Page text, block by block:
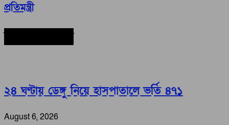
প্রতিমন্ত্রী
২৪ ঘণ্টায় ডেঙ্গু নিয়ে হাসপাতালে ভর্তি ৪৭১
August 6, 2026